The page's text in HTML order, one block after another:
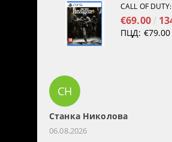
€69.00
ПЦД: €79.00
СН
Станка Николова
06.08.2026